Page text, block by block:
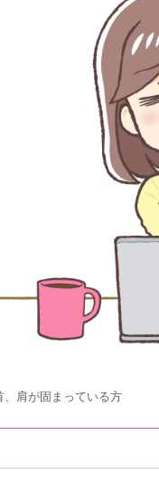
、肩が固まっている方